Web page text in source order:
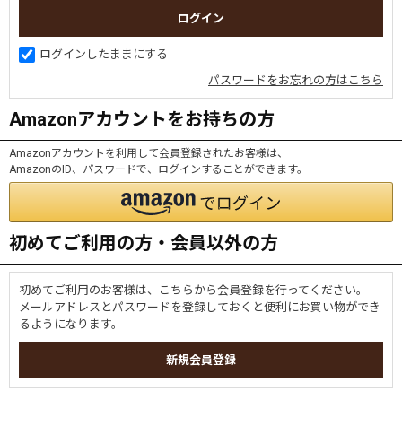
ログインしたままにする
パスワードをお忘れの方はこちら
Amazonアカウントをお持ちの方
Amazonアカウントを利用して会員登録されたお客様は、
AmazonのID、パスワードで、ログインすることができます。
初めてご利用の方・会員以外の方
初めてご利用のお客様は、こちらから会員登録を行ってください。
メールアドレスとパスワードを登録しておくと便利にお買い物ができ
るようになります。